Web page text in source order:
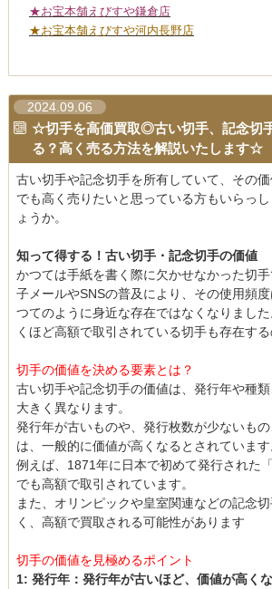
★お宝本舗えびすや鎌倉店
★お宝本舗えびすや河内長野店
2024.09.06
☆切手を高価買取◎古い切手、記念切
る？高く売る方法を解説いたします☆
古い切手や記念切手を所有していて、その
でも高く売りたいと思っている方もいらっ
ょうか。
知って得する！古い切手・記念切手の価値
かつては手紙を書く際に欠かせなかった切
子メールやSNSの普及により、その使用頻
つてのように身近な存在ではなくなりまし
くほど高額で取引されている切手も存在する
切手の価値を決める要素とは？
古い切手や記念切手の価値は、発行年や種
大きく異なります。
発行年が古いものや、発行枚数が少ないも
は、一般的に価値が高くなるとされています
例えば、1871年に日本で初めて発行された
でも高額で取引されています。
また、オリンピックや皇室関連などの記念
く、高額で買取される可能性があります
切手の価値を見極めるポイント
1: 発行年：発行年が古いほど、価値が高く